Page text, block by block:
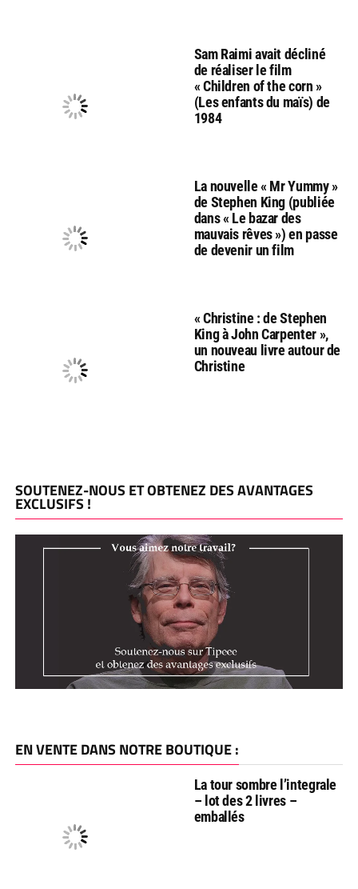
Sam Raimi avait décliné
de réaliser le film
« Children of the corn »
(Les enfants du maïs) de
1984
La nouvelle « Mr Yummy »
de Stephen King (publiée
dans « Le bazar des
mauvais rêves ») en passe
de devenir un film
« Christine : de Stephen
King à John Carpenter »,
un nouveau livre autour de
Christine
SOUTENEZ-NOUS ET OBTENEZ DES AVANTAGES
EXCLUSIFS !
EN VENTE DANS NOTRE BOUTIQUE :
La tour sombre l’integrale
– lot des 2 livres –
emballés